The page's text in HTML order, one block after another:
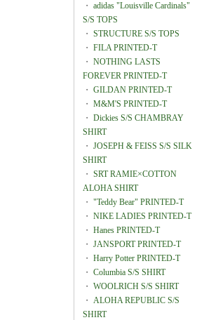
・ adidas "Louisville Cardinals"
S/S TOPS
・ STRUCTURE S/S TOPS
・ FILA PRINTED-T
・ NOTHING LASTS
FOREVER PRINTED-T
・ GILDAN PRINTED-T
・ M&M'S PRINTED-T
・ Dickies S/S CHAMBRAY
SHIRT
・ JOSEPH & FEISS S/S SILK
SHIRT
・ SRT RAMIE×COTTON
ALOHA SHIRT
・ "Teddy Bear" PRINTED-T
・ NIKE LADIES PRINTED-T
・ Hanes PRINTED-T
・ JANSPORT PRINTED-T
・ Harry Potter PRINTED-T
・ Columbia S/S SHIRT
・ WOOLRICH S/S SHIRT
・ ALOHA REPUBLIC S/S
SHIRT